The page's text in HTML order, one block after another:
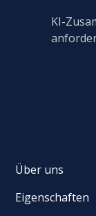
KI-
Über uns
Eigenschaften